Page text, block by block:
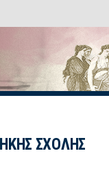
ΣΧΟΛΗΣ